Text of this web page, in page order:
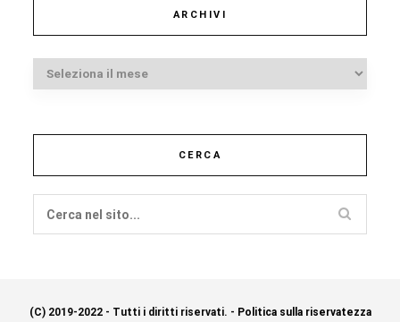
ARCHIVI
Archivi
CERCA
(C) 2019-2022 - Tutti i diritti riservati. - Politica sulla riservatezza